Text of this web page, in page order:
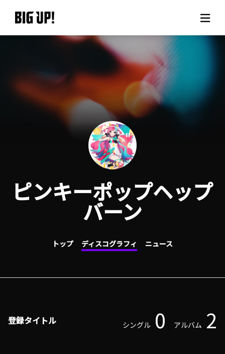
BIG UP!について
ニュース
料金プラン
サポート
ご利用の流れ
よくある質問
ピンキーポップヘップ
バーン
トップ ディスコグラフィ ニュース
登録タイトル シングル 0 アルバム 2